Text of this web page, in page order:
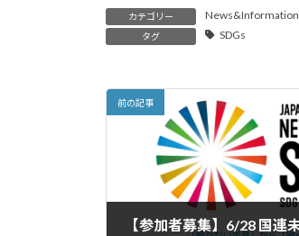
カテゴリー News&Information
タグ SDGs
前の記事